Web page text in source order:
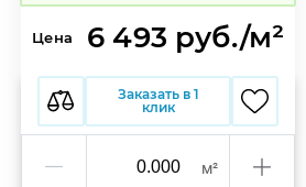
Цена 6 493 руб./м²
Заказать в 1
клик
м²